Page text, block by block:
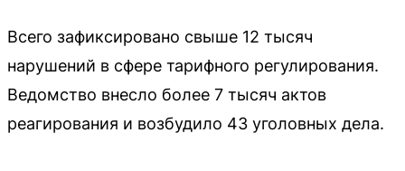
Всего зафиксировано свыше 12 тысяч
нарушений в сфере тарифного регулирования.
Ведомство внесло более 7 тысяч актов
реагирования и возбудило 43 уголовных дела.